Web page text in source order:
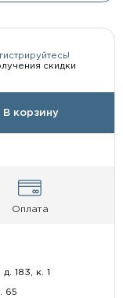
скидки
В корзину
Оплата
183, к. 1
65